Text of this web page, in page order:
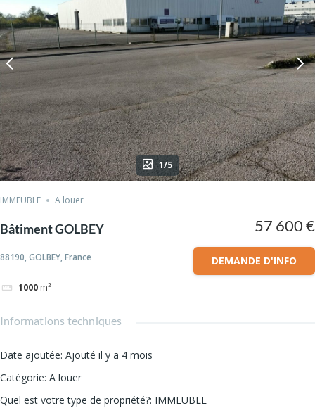
1/5
IMMEUBLE A louer
Bâtiment GOLBEY
88190, GOLBEY, France
1000 m²
57 600 €
DEMANDE D'INFO
Informations techniques
Date ajoutée: Ajouté il y a 4 mois
Catégorie: A louer
Quel est votre type de propriété?: IMMEUBLE